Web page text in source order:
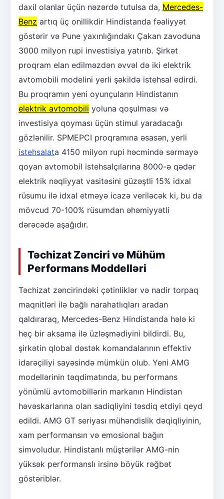
daxil olanlar üçün nəzərdə tutulsa da, Mercedes-
Benz artıq üç onillikdir Hindistanda fəaliyyət
göstərir və Pune yaxınlığındakı Çakan zavoduna
3000 milyon rupi investisiya yatırıb. Şirkət
proqram elan edilməzdən əvvəl də iki elektrik
avtomobili modelini yerli şəkildə istehsal edirdi.
Bu proqramın yeni oyunçuların Hindistanın
elektrik avtomobili yoluna qoşulması və
investisiya qoyması üçün stimul yaradacağı
gözlənilir. SPMEPCI proqramına əsasən, yerli
istehsalata 4150 milyon rupi həcmində sərmayə
qoyan avtomobil istehsalçılarına 8000-ə qədər
elektrik nəqliyyat vasitəsini güzəştli 15% idxal
rüsumu ilə idxal etməyə icazə veriləcək ki, bu da
mövcud 70-100% rüsumdan əhəmiyyətli
dərəcədə aşağıdır.
Təchizat Zənciri və Mühüm
Performans Moddelləri
Təchizat zəncirindəki çətinliklər və nadir torpaq
maqnitləri ilə bağlı narahatlıqları aradan
qaldıraraq, Mercedes-Benz Hindistanda hələ ki
heç bir aksama ilə üzləşmədiyini bildirdi. Bu,
şirkətin qlobal dəstək komandalarının effektiv
idarəçiliyi sayəsində mümkün olub. Yeni AMG
modellərinin təqdimatında, bu performans
yönümlü avtomobillərin markanın Hindistan
həvəskarlarına olan sadiqliyini təsdiq etdiyi qeyd
edildi. AMG GT seriyası mühəndislik dəqiqliyinin,
xam performansın və emosional bağın
simvoludur. Hindistanlı müştərilər AMG-nin
yüksək performanslı irsinə böyük rəğbət
göstəriblər.